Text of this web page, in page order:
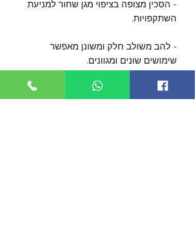
- הסכין מצופה בציפוי מגן שחור למניעת
השתקפויות.
- להב משולב חלק ומשונן מאפשר
שימושים שונים ומגוונים.
- אורך הלהב 160 מ"מ